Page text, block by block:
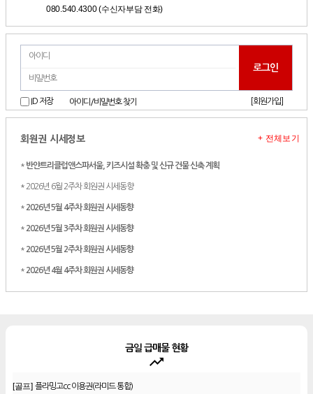
080.540.4300 (수신자부담 전화)
ID 저장 아이디/비밀번호 찾기 [회원가입]
회원권 시세정보
* 반얀트리클럽앤스파서울, 키즈시설 확충 및 신규 건물 신축 계획
* 2026년 6월 2주차 회원권 시세동향
* 2026년 5월 4주차 회원권 시세동향
* 2026년 5월 3주차 회원권 시세동향
* 2026년 5월 2주차 회원권 시세동향
* 2026년 4월 4주차 회원권 시세동향
+ 전체보기
금일 급매물 현황
trending_up